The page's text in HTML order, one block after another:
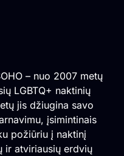
– nuo 2007 metų
LGBTQ+ naktinių
jis džiugina savo
įsimintinais
požiūriu į naktinį
ir atviriausių erdvių